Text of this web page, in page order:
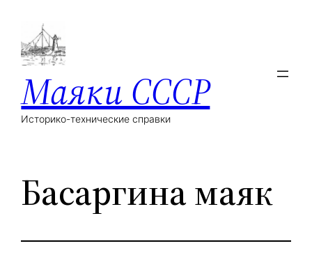
Маяки СССР
Историко-технические справки
Басаргина маяк